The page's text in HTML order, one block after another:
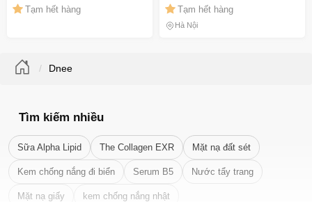
Tạm hết hàng Tạm hết hàng
Hà Nội
Dnee
Tìm kiếm nhiều
Sữa Alpha Lipid The Collagen EXR Mặt nạ đất sét
Kem chống nắng đi biển Serum B5 Nước tẩy trang
Mặt nạ giấy kem chống nắng nhật